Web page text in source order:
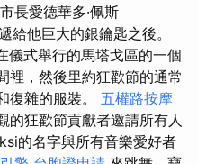
長愛德華多·佩斯
給他巨大的銀鑰匙之後。
儀式舉行的馬塔戈區的一個
裡，然後里約狂歡節的通常
復雜的服裝。 五權路按摩
的狂歡節貢獻者邀請所有人
的名字與所有音樂愛好者